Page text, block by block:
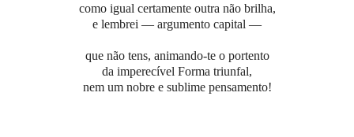
como igual certamente outra não brilha,
e lembrei — argumento capital —
que não tens, animando-te o portento
da imperecível Forma triunfal,
nem um nobre e sublime pensamento!